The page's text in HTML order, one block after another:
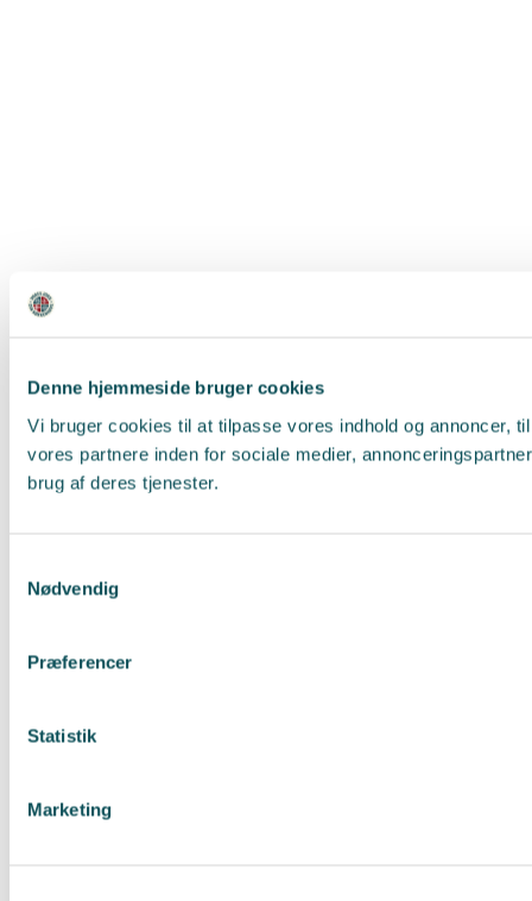
Denne hjemmeside bruger cookies
Vi bruger cookies til at tilpasse vores indhold og annoncer,
vores partnere inden for sociale medier,
brug af deres tjenester.
Nødvendig
Præferencer
Statistik
Marketing